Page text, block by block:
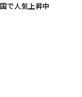
で人気上昇中